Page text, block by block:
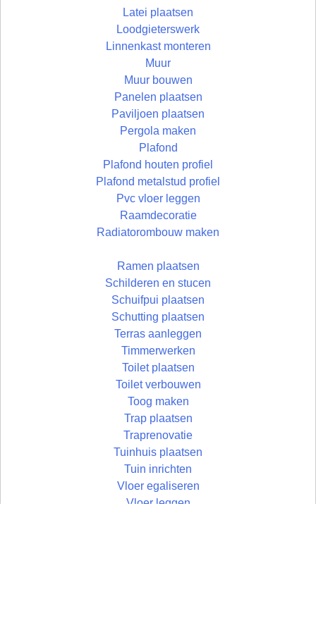
Latei plaatsen
Loodgieterswerk
Linnenkast monteren
Muur
Muur bouwen
Panelen plaatsen
Paviljoen plaatsen
Pergola maken
Plafond
Plafond houten profiel
Plafond metalstud profiel
Pvc vloer leggen
Raamdecoratie
Radiatorombouw maken
Ramen plaatsen
Schilderen en stucen
Schuifpui plaatsen
Schutting plaatsen
Terras aanleggen
Timmerwerken
Toilet plaatsen
Toilet verbouwen
Toog maken
Trap plaatsen
Traprenovatie
Tuinhuis plaatsen
Tuin inrichten
Vloer egaliseren
Vloer leggen